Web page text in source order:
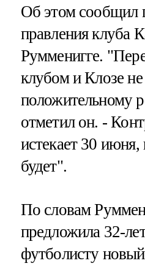
Об этом сообщил
правления клуба
Румменигге.
клубом и Клозе
положительному
отметил он. -
истекает 30
будет".
По словам
предложила 32-
футболисту